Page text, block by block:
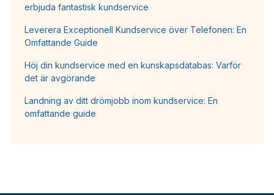
erbjuda fantastisk kundservice
Leverera Exceptionell Kundservice över Telefonen: En
Omfattande Guide
Höj din kundservice med en kunskapsdatabas: Varför
det är avgörande
Landning av ditt drömjobb inom kundservice: En
omfattande guide